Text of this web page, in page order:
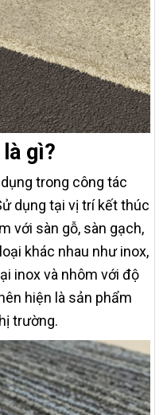
gì?
trong công tác
dụng tại vị trí kết thúc
với sàn gỗ, sàn gạch,
khác nhau như inox,
inox và nhôm với độ
hiện là sản phẩm
trường.